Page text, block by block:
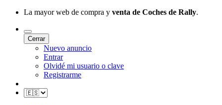
La mayor web de compra y venta de Coches de Rally.
Cerrar
Nuevo anuncio
Entrar
Olvidé mi usuario o clave
Registrarme